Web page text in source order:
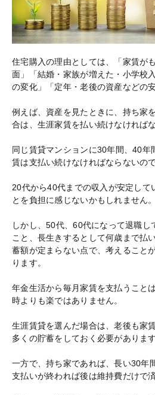
住宅購入の理由としては、「家賃が
面」「結婚・家族が増えた・小学校
の変化」「定年・老後の資産などの
例えば、資産を見たときに、持ち家
合は、生涯家賃を払い続けなければ
同じ賃貸マンションに30年間、40年
賃は支払い続けなければならないので
20代から40代までの収入が安定して
とを負担に感じないかもしれません。
しかし、50代、60代になって退職し
こと、長生きするとして何歳まで払
蓄額が定まらない点で、考えること
ります。
年金生活から毎月家賃を支払うこと
時よりも楽ではありません。
生涯賃貸を選んだ場合は、老後も家
多くの貯蓄をしておく必要があります
一方で、持ち家であれば、長い30年
支払いが終われば後は維持費だけで済